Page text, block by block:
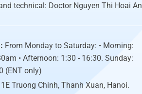
technical: Doctor Nguyen Thi Hoai An
From Monday to Saturday: • Morning:
• Afternoon: 1:30 - 16:30. Sunday:
(ENT only)
Truong Chinh, Thanh Xuan, Hanoi.